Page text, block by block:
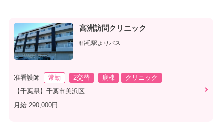
高洲訪問クリニック
稲毛駅よりバス
准看護師 常勤 2交替 病棟
クリニック
【千葉県】千葉市美浜区
月給 290,000円